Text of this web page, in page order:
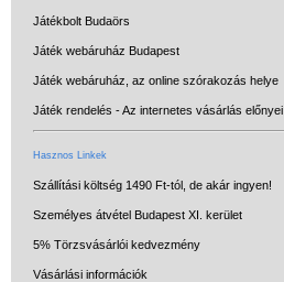
Játékbolt Budaörs
Játék webáruház Budapest
Játék webáruház, az online szórakozás helye
Játék rendelés - Az internetes vásárlás előnyei
Hasznos Linkek
Szállítási költség 1490 Ft-tól, de akár ingyen!
Személyes átvétel Budapest XI. kerület
5% Törzsvásárlói kedvezmény
Vásárlási információk